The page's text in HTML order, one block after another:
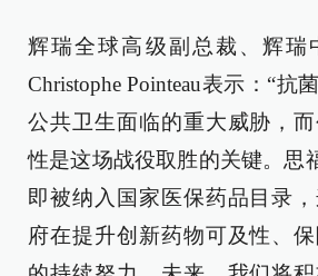
辉瑞全球高级副总裁、辉瑞
Christophe Pointeau表示：“抗
公共卫生面临的重大威胁，
性是这场战役取胜的关键。思
即被纳入国家医保药品目录
府在提升创新药物可及性、